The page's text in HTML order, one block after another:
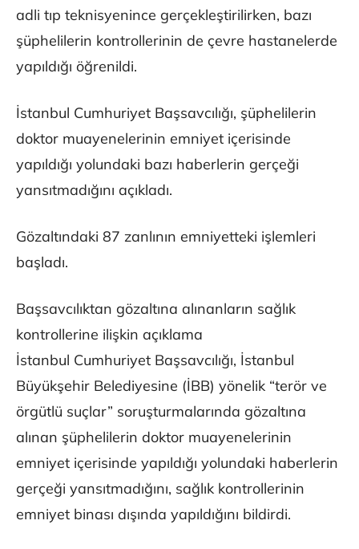
adli tıp teknisyenince gerçekleştirilirken, bazı
şüphelilerin kontrollerinin de çevre hastanelerde
yapıldığı öğrenildi.
İstanbul Cumhuriyet Başsavcılığı, şüphelilerin
doktor muayenelerinin emniyet içerisinde
yapıldığı yolundaki bazı haberlerin gerçeği
yansıtmadığını açıkladı.
Gözaltındaki 87 zanlının emniyetteki işlemleri
başladı.
Başsavcılıktan gözaltına alınanların sağlık
kontrollerine ilişkin açıklama
İstanbul Cumhuriyet Başsavcılığı, İstanbul
Büyükşehir Belediyesine (İBB) yönelik “terör ve
örgütlü suçlar” soruşturmalarında gözaltına
alınan şüphelilerin doktor muayenelerinin
emniyet içerisinde yapıldığı yolundaki haberlerin
gerçeği yansıtmadığını, sağlık kontrollerinin
emniyet binası dışında yapıldığını bildirdi.